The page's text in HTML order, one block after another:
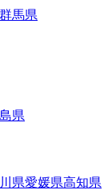
群馬県
県
県愛媛県高知県